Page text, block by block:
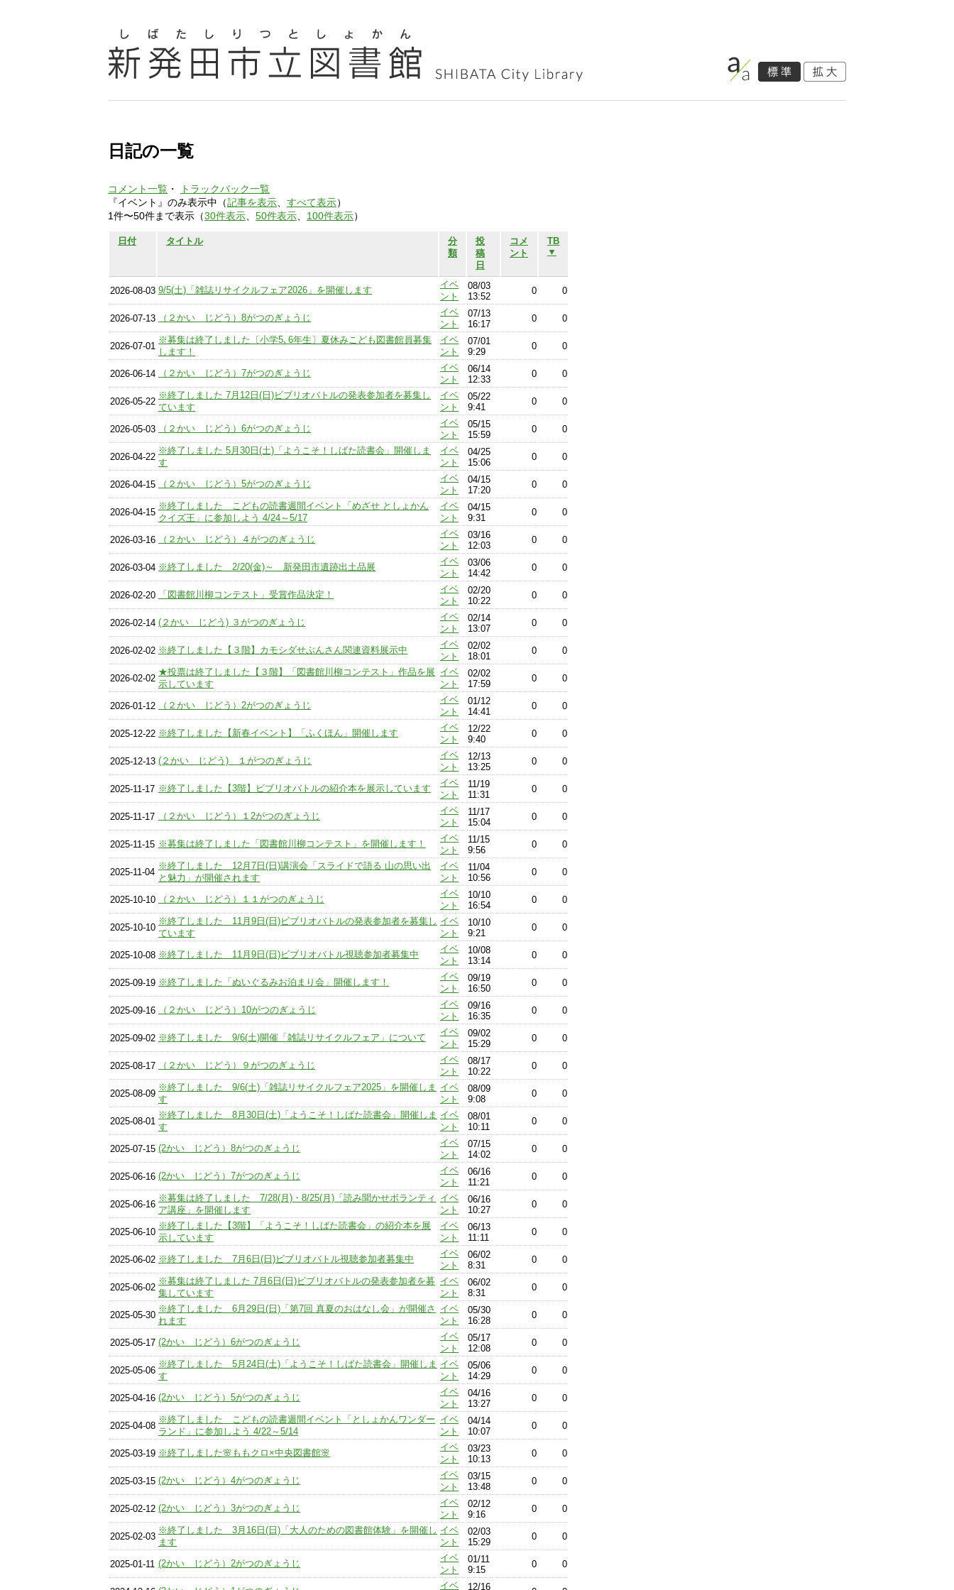
日記の一覧
コメント一覧 ・
トラックバック一覧
『イベント』のみ表示中（記事を表示 すべて表示）
1件〜50件まで表示（30件表示 50件表示 100件表示）
日付 タイトル
分
類
投
稿
日
コメ
ント
TB
▼
2026-08-03 9/5(土)「雑誌リサイクルフェア2026」を開催します
イベ
ント
08/03
13:52
0 0
2026-07-13 （２かい じどう）8がつのぎょうじ
イベ
ント
07/13
16:17
0 0
2026-07-01
※募集は終了しました〔小学5､6年生〕夏休みこども図書館員募集
します！
イベ
ント
07/01
9:29
0 0
2026-06-14 （２かい じどう）7がつのぎょうじ
イベ
ント
06/14
12:33
0 0
2026-05-22
※終了しました 7月12日(日)ビブリオバトルの発表参加者を募集し
ています
イベ
ント
05/22
9:41
0 0
2026-05-03 （２かい じどう）6がつのぎょうじ
イベ
ント
05/15
15:59
0 0
2026-04-22
※終了しました 5月30日(土)「ようこそ！しばた読書会」開催しま
す
イベ
ント
04/25
15:06
0 0
2026-04-15 （２かい じどう）5がつのぎょうじ
イベ
ント
04/15
17:20
0 0
2026-04-15
※終了しました こどもの読書週間イベント「めざせ としょかん
クイズ王」に参加しよう 4/24～5/17
イベ
ント
04/15
9:31
0 0
2026-03-16 （２かい じどう）４がつのぎょうじ
イベ
ント
03/16
12:03
0 0
2026-03-04 ※終了しました 2/20(金)～ 新発田市遺跡出土品展
イベ
ント
03/06
14:42
0 0
2026-02-20 「図書館川柳コンテスト」受賞作品決定！
イベ
ント
02/20
10:22
0 0
2026-02-14 (２かい じどう) ３がつのぎょうじ
イベ
ント
02/14
13:07
0 0
2026-02-02 ※終了しました【３階】カモシダせぶんさん関連資料展示中
イベ
ント
02/02
18:01
0 0
2026-02-02
★投票は終了しました【３階】「図書館川柳コンテスト」作品を展
示しています
イベ
ント
02/02
17:59
0 0
2026-01-12 （２かい じどう）2がつのぎょうじ
イベ
ント
01/12
14:41
0 0
2025-12-22 ※終了しました【新春イベント】「ふくほん」開催します
イベ
ント
12/22
9:40
0 0
2025-12-13 (２かい じどう) １がつのぎょうじ
イベ
ント
12/13
13:25
0 0
2025-11-17 ※終了しました【3階】ビブリオバトルの紹介本を展示しています
イベ
ント
11/19
11:31
0 0
2025-11-17 （２かい じどう）１2がつのぎょうじ
イベ
ント
11/17
15:04
0 0
2025-11-15 ※募集は終了しました「図書館川柳コンテスト」を開催します！
イベ
ント
11/15
9:56
0 0
2025-11-04
※終了しました 12月7日(日)講演会「スライドで語る 山の思い出
と魅力」が開催されます
イベ
ント
11/04
10:56
0 0
2025-10-10 （２かい じどう）１１がつのぎょうじ
イベ
ント
10/10
16:54
0 0
2025-10-10
※終了しました 11月9日(日)ビブリオバトルの発表参加者を募集し
ています
イベ
ント
10/10
9:21
0 0
2025-10-08 ※終了しました 11月9日(日)ビブリオバトル視聴参加者募集中
イベ
ント
10/08
13:14
0 0
2025-09-19 ※終了しました「ぬいぐるみお泊まり会」開催します！
イベ
ント
09/19
16:50
0 0
2025-09-16 （２かい じどう）10がつのぎょうじ
イベ
ント
09/16
16:35
0 0
2025-09-02 ※終了しました 9/6(土)開催「雑誌リサイクルフェア」について
イベ
ント
09/02
15:29
0 0
2025-08-17 （２かい じどう）９がつのぎょうじ
イベ
ント
08/17
10:22
0 0
2025-08-09
※終了しました 9/6(土)「雑誌リサイクルフェア2025」を開催しま
す
イベ
ント
08/09
9:08
0 0
2025-08-01
※終了しました 8月30日(土)「ようこそ！しばた読書会」開催しま
す
イベ
ント
08/01
10:11
0 0
2025-07-15 (2かい じどう）8がつのぎょうじ
イベ
ント
07/15
14:02
0 0
2025-06-16 (2かい じどう）7がつのぎょうじ
イベ
ント
06/16
11:21
0 0
2025-06-16
※募集は終了しました 7/28(月)・8/25(月)「読み聞かせボランティ
ア講座」を開催します
イベ
ント
06/16
10:27
0 0
2025-06-10
※終了しました【3階】「ようこそ！しばた読書会」の紹介本を展
示しています
イベ
ント
06/13
11:11
0 0
2025-06-02 ※終了しました 7月6日(日)ビブリオバトル視聴参加者募集中
イベ
ント
06/02
8:31
0 0
2025-06-02
※募集は終了しました 7月6日(日)ビブリオバトルの発表参加者を募
集しています
イベ
ント
06/02
8:31
0 0
2025-05-30
※終了しました 6月29日(日)「第7回 真夏のおはなし会」が開催さ
れます
イベ
ント
05/30
16:28
0 0
2025-05-17 (2かい じどう）6がつのぎょうじ
イベ
ント
05/17
12:08
0 0
2025-05-06
※終了しました 5月24日(土)「ようこそ！しばた読書会」開催しま
す
イベ
ント
05/06
14:29
0 0
2025-04-16 (2かい じどう）5がつのぎょうじ
イベ
ント
04/16
13:27
0 0
2025-04-08
※終了しました こどもの読書週間イベント「としょかんワンダー
ランド」に参加しよう 4/22～5/14
イベ
ント
04/14
10:07
0 0
2025-03-19 ※終了しました🌸ももクロ×中央図書館🌸
イベ
ント
03/23
10:13
0 0
2025-03-15 (2かい じどう）4がつのぎょうじ
イベ
ント
03/15
13:48
0 0
2025-02-12 (2かい じどう）3がつのぎょうじ
イベ
ント
02/12
9:16
0 0
2025-02-03
※終了しました 3月16日(日)「大人のための図書館体験」を開催し
ます
イベ
ント
02/03
15:29
0 0
2025-01-11 (2かい じどう）2がつのぎょうじ
イベ
ント
01/11
9:15
0 0
イベ 12/16